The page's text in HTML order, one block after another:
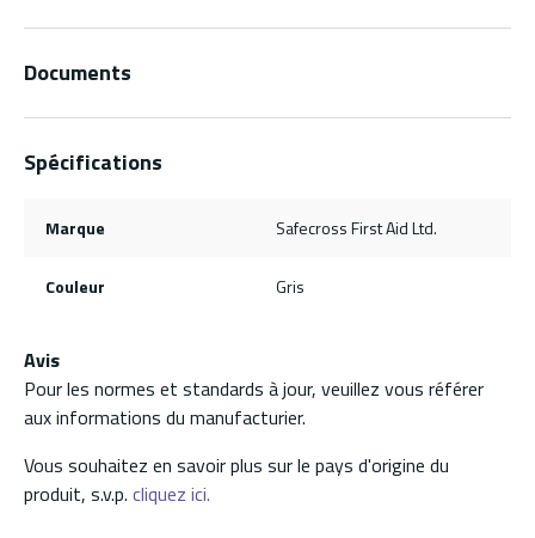
Documents
Spécifications
Marque Safecross First Aid Ltd.
Couleur Gris
Avis
Pour les normes et standards à jour, veuillez vous référer
aux informations du manufacturier.
Vous souhaitez en savoir plus sur le pays d'origine du
produit, s.v.p. cliquez ici.